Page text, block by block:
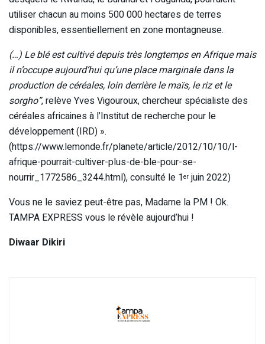
utiliser chacun au moins 500 000 hectares de terres
disponibles, essentiellement en zone montagneuse.
(…) Le blé est cultivé depuis très longtemps en Afrique mais
il n’occupe aujourd’hui qu’une place marginale dans la
production de céréales, loin derrière le maïs, le riz et le
sorgho”, relève Yves Vigouroux, chercheur spécialiste des
céréales africaines à l’Institut de recherche pour le
développement (IRD) ».
(https://www.lemonde.fr/planete/article/2012/10/10/l-
afrique-pourrait-cultiver-plus-de-ble-pour-se-
nourrir_1772586_3244.html), consulté le 1er juin 2022)
Vous ne le saviez peut-être pas, Madame la PM ! Ok.
TAMPA EXPRESS vous le révèle aujourd’hui !
Diwaar Dikiri